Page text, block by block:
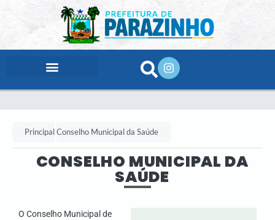
PrincipalConselho Municipal da Saúde
CONSELHO MUNICIPAL DA
SAÚDE
O Conselho Municipal de